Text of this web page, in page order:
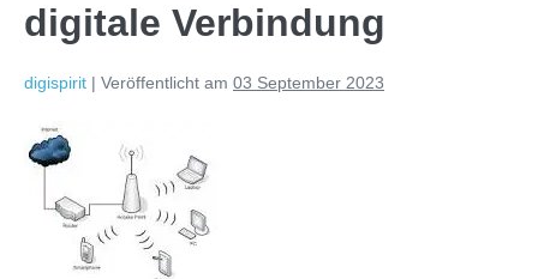
digitale Verbindung
digispirit | Veröffentlicht am 03 September 2023